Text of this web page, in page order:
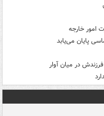
امور خارجه
پایان می‌یابد
در میان آوار